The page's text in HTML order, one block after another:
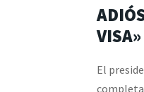
VISA»
El